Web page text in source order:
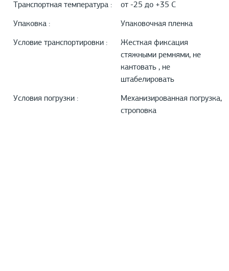
Транспортная температура : от -25 до +35 С
Упаковка : Упаковочная пленка
Условие транспортировки :
Жесткая фиксация
стяжными ремнями, не
кантовать , не
штабелировать
Условия погрузки :
Механизированная погрузка,
строповка